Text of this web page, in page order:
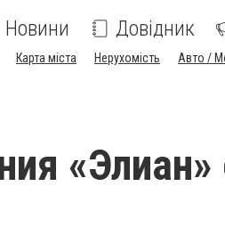
Новини Довідник
Карта міста Нерухомість Авто /